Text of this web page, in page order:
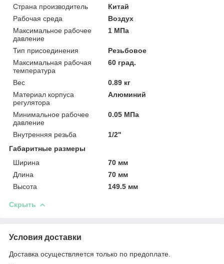
Страна производитель
Китай
Рабочая среда
Воздух
Максимальное рабочее
давление
1 МПа
Тип присоединения
Резьбовое
Максимальная рабочая
температура
60 град.
Вес
0.89 кг
Материал корпуса
регулятора
Алюминий
Минимальное рабочее
давление
0.05 МПа
Внутренняя резьба
1/2"
Габаритные размеры
Ширина
70 мм
Длина
70 мм
Высота
149.5 мм
Скрыть
Условия доставки
Доставка осуществляется только по предоплате.